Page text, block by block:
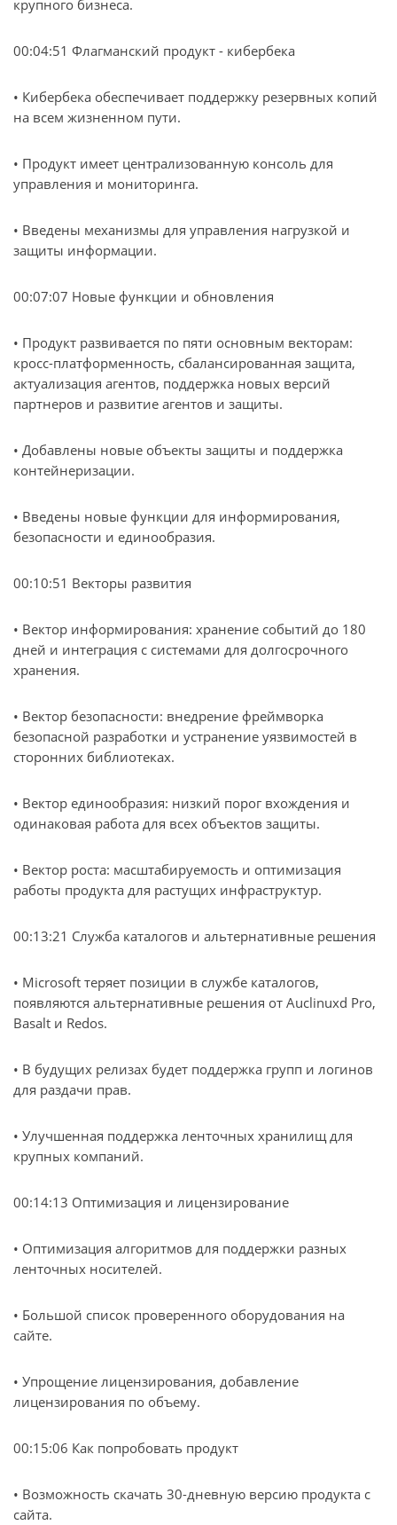
крупного бизнеса.
00:04:51 Флагманский продукт - кибербека
• Кибербека обеспечивает поддержку резервных копий
на всем жизненном пути.
• Продукт имеет централизованную консоль для
управления и мониторинга.
• Введены механизмы для управления нагрузкой и
защиты информации.
00:07:07 Новые функции и обновления
• Продукт развивается по пяти основным векторам:
кросс-платформенность, сбалансированная защита,
актуализация агентов, поддержка новых версий
партнеров и развитие агентов и защиты.
• Добавлены новые объекты защиты и поддержка
контейнеризации.
• Введены новые функции для информирования,
безопасности и единообразия.
00:10:51 Векторы развития
• Вектор информирования: хранение событий до 180
дней и интеграция с системами для долгосрочного
хранения.
• Вектор безопасности: внедрение фреймворка
безопасной разработки и устранение уязвимостей в
сторонних библиотеках.
• Вектор единообразия: низкий порог вхождения и
одинаковая работа для всех объектов защиты.
• Вектор роста: масштабируемость и оптимизация
работы продукта для растущих инфраструктур.
00:13:21 Служба каталогов и альтернативные решения
• Microsoft теряет позиции в службе каталогов,
появляются альтернативные решения от Auclinuxd Pro,
Basalt и Redos.
• В будущих релизах будет поддержка групп и логинов
для раздачи прав.
• Улучшенная поддержка ленточных хранилищ для
крупных компаний.
00:14:13 Оптимизация и лицензирование
• Оптимизация алгоритмов для поддержки разных
ленточных носителей.
• Большой список проверенного оборудования на
сайте.
• Упрощение лицензирования, добавление
лицензирования по объему.
00:15:06 Как попробовать продукт
• Возможность скачать 30-дневную версию продукта с
сайта.